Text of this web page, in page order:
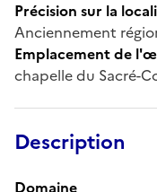
Précision sur la
Anciennement
Emplacement de
chapelle du Sacré-
Description
Domaine